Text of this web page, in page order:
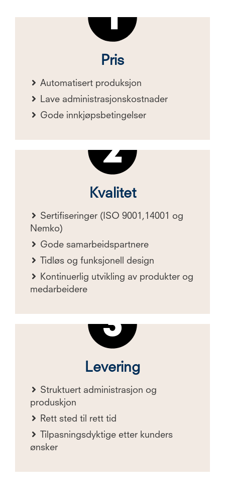
Pris
Automatisert produksjon
Lave administrasjonskostnader
Gode innkjøpsbetingelser
Kvalitet
Sertifiseringer (ISO 9001,14001 og
Nemko)
Gode samarbeidspartnere
Tidløs og funksjonell design
Kontinuerlig utvikling av produkter og
medarbeidere
Levering
Struktuert administrasjon og
produskjon
Rett sted til rett tid
Tilpasningsdyktige etter kunders
ønsker